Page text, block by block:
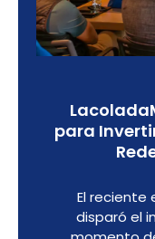
para
El reciente
disparó el